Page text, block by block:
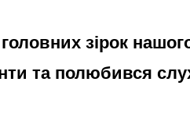
зірок
та полюбився